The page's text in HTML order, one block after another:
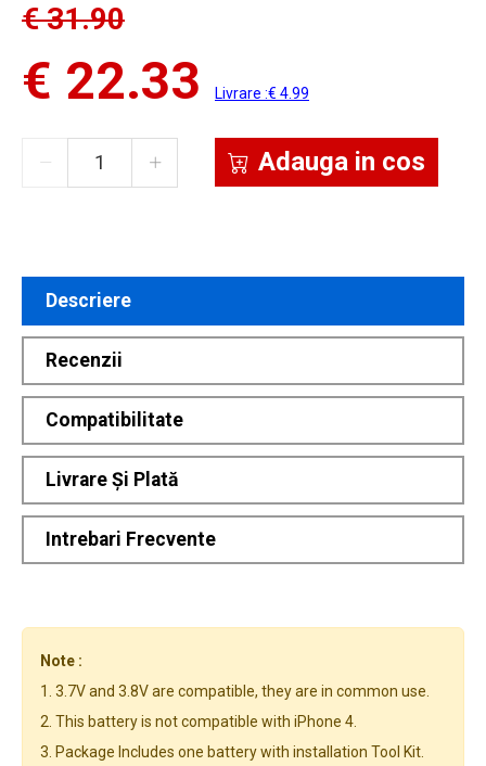
€ 31.90
€ 22.33 Livrare :€ 4.99
Adauga in cos
Descriere
Recenzii
Compatibilitate
Livrare Și Plată
Intrebari Frecvente
Note :
1. 3.7V and 3.8V are compatible, they are in common use.
2. This battery is not compatible with iPhone 4.
3. Package Includes one battery with installation Tool Kit.